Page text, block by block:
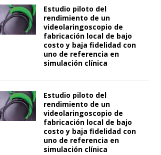
Estudio piloto del
rendimiento de un
videolaringoscopio de
fabricación local de bajo
costo y baja fidelidad con
uno de referencia en
simulación clínica
Estudio piloto del
rendimiento de un
videolaringoscopio de
fabricación local de bajo
costo y baja fidelidad con
uno de referencia en
simulación clínica